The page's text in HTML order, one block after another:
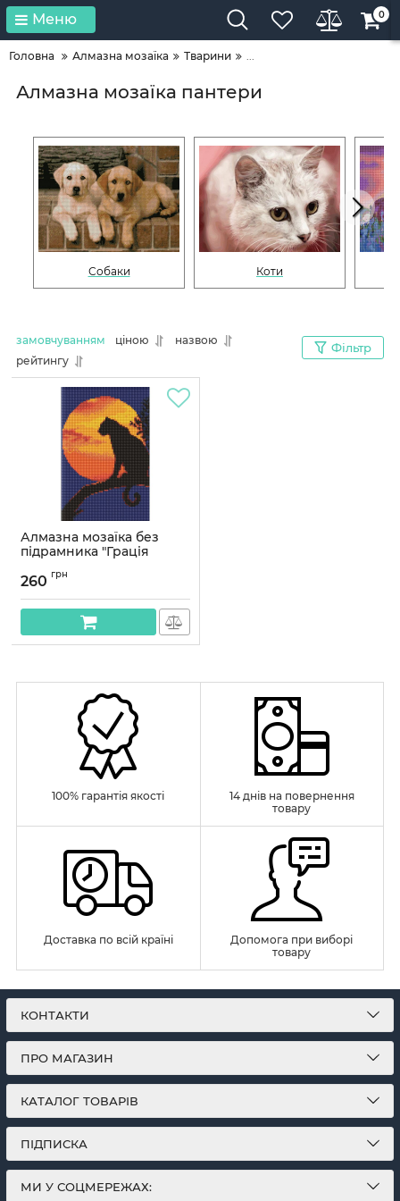
Меню 0
Головна Алмазна мозаїка Тварини ...
Алмазна мозаїка пантери
Собаки Коти
замовчуванням ціною
назвою
рейтингу
Фільтр
Алмазна мозаїка без
підрамника "Грація
см
Артикул:AMC8020
260 грн
100% гарантія якості
14 днів на повернення
товару
Доставка по всій країні
Допомога при виборі
товару
КОНТАКТИ
ПРО МАГАЗИН
КАТАЛОГ ТОВАРІВ
ПІДПИСКА
МИ У СОЦМЕРЕЖАХ: